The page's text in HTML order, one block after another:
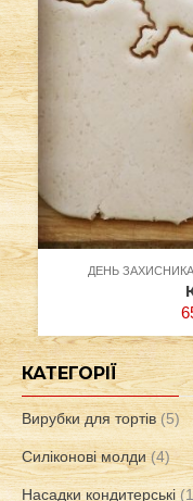
ДЕНЬ ЗАХИСНИКА
КАТЕГОРІЇ
Вирубки для тортів (5)
Силіконові молди (4)
Насадки кондитерські